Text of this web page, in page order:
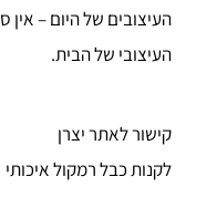
העיצובים של היום – אין
העיצובי של הבית.
קישור לאתר יצרן
לקנות כבל רמקול איכותי